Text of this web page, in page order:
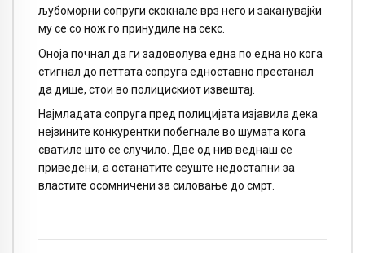
љубоморни сопруги скокнале врз него и заканувајќи
му се со нож го принудиле на секс.
Оноја почнал да ги задоволува една по една но кога
стигнал до петтата сопруга едноставно престанал
да дише, стои во полицискиот извештај.
Најмладата сопруга пред полицијата изјавила дека
нејзините конкурентки побегнале во шумата кога
сватиле што се случило. Две од нив веднаш се
приведени, а останатите сеуште недостапни за
властите осомничени за силовање до смрт.